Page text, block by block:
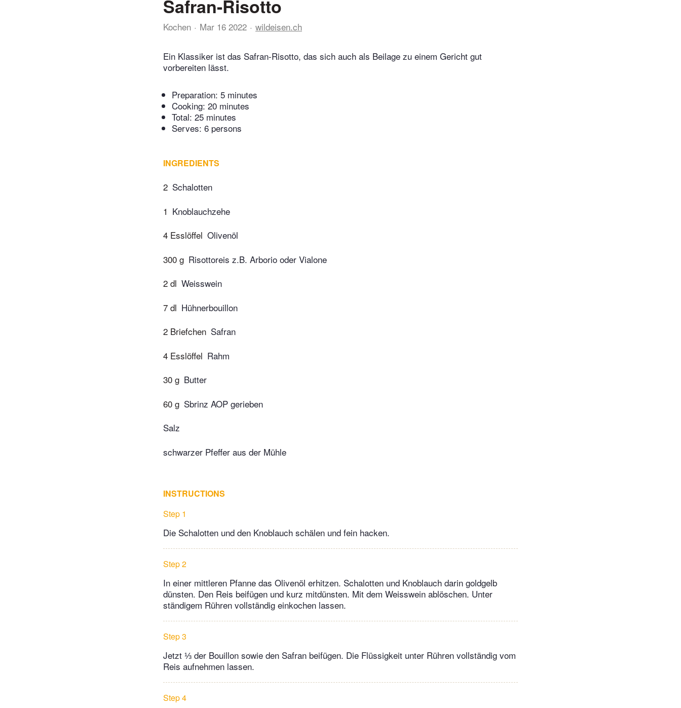
Safran-Risotto
Kochen Mar 16 2022 wildeisen.ch
Ein Klassiker ist das Safran-Risotto, das sich auch als Beilage zu einem Gericht gut
vorbereiten lässt.
Preparation: 5 minutes
Cooking: 20 minutes
Total: 25 minutes
Serves: 6 persons
INGREDIENTS
2 Schalotten
1 Knoblauchzehe
4 Esslöffel Olivenöl
300 g Risottoreis z.B. Arborio oder Vialone
2 dl Weisswein
7 dl Hühnerbouillon
2 Briefchen Safran
4 Esslöffel Rahm
30 g Butter
60 g Sbrinz AOP gerieben
Salz
schwarzer Pfeffer aus der Mühle
INSTRUCTIONS
Step 1
Die Schalotten und den Knoblauch schälen und fein hacken.
Step 2
In einer mittleren Pfanne das Olivenöl erhitzen. Schalotten und Knoblauch darin goldgelb
dünsten. Den Reis beifügen und kurz mitdünsten. Mit dem Weisswein ablöschen. Unter
ständigem Rühren vollständig einkochen lassen.
Step 3
Jetzt ⅓ der Bouillon sowie den Safran beifügen. Die Flüssigkeit unter Rühren vollständig vom
Reis aufnehmen lassen.
Step 4